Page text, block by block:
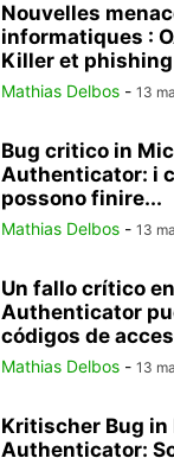
Nouvelles
informatiques :
Killer et
Mathias Delbos - 13
Bug critico in
Authenticator: i
possono finire...
Mathias Delbos - 13
Un fallo crítico
Authenticator
códigos de
Mathias Delbos - 13
Kritischer Bug
Authenticator: